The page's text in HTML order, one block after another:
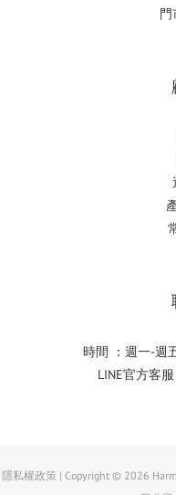
門
時間 ：週一-週
LINE官方客服
隱私權政策 | Copyright © 2026